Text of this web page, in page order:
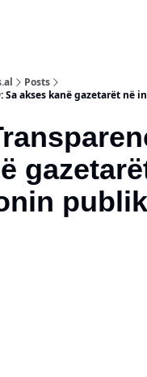
Posts
Sa akses kanë gazetarët në